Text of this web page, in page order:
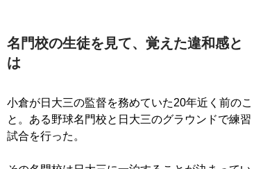
名門校の生徒を見て、覚えた違和感と
は
小倉が日大三の監督を務めていた20年近く前のこ
と。ある野球名門校と日大三のグラウンドで練習
試合を行った。